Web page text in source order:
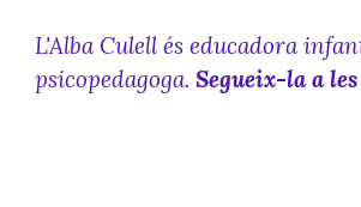
L'Alba Culell és educadora
psicopedagoga. Segueix-la a